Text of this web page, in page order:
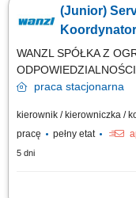
jakości i terminowości
konserwacji i napraw,
(Junior)
WANZL SPÓŁKA Z
praca stacjonarna
kierownik / kierowniczka /
pracę
pełny etat
5 dni